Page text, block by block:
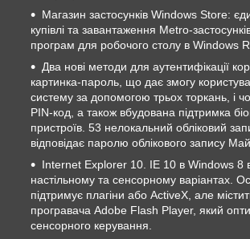
Магазин застосунків Windows Store:
купівлі та завантаження Metro-
програм для робочого столу в Windows
Два нові методи для аутентифікації
картинка-пароль, що дає змогу
систему за допомогою трьох торкань, і
PIN-код, а також вбудована підтримка
пристроїв. 53 нелокальний обліковий
відповідає паролю облікового запису
Internet Explorer 10. IE 10 в Windows 8
настільному та сенсорному варіантах.
підтримує плагіни або ActiveX, але
програвача Adobe Flash Player, який
сенсорного керування.